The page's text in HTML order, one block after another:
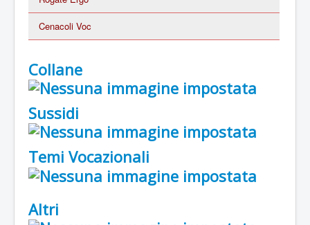
Cenacoli Voc
Collane
Sussidi
Temi Vocazionali
Altri